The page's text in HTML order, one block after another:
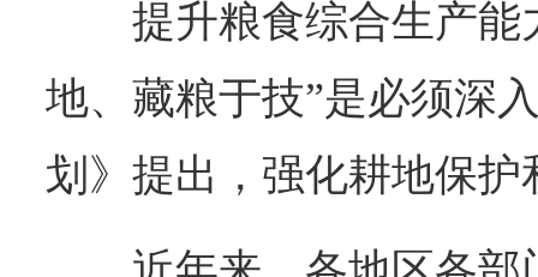
提升粮食综合生产能
地、藏粮于技”是必须深
划》提出，强化耕地保护